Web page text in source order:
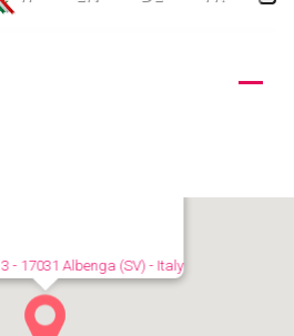
- 17031 Albenga (SV) - Italy